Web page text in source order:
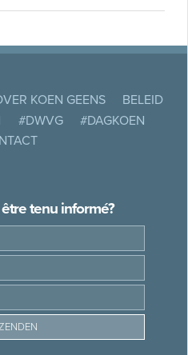
KOEN GEENS
BELEID
#DWVG
#DAGKOEN
tenu informé?